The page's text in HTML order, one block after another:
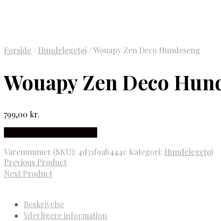
Forside / Hundelegetøj /Wouapy Zen Deco Hundeseng
Wouapy Zen Deco
799,00 kr.
Varenummer (SKU): 4d31f9ab444c Kategori: Hundelegetøj
Previous Product
Next Product
Beskrivelse
Yderligere information